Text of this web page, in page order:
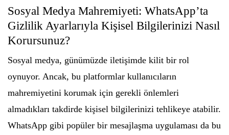
Sosyal Medya Mahremiyeti: WhatsApp’ta
Gizlilik Ayarlarıyla Kişisel Bilgilerinizi Nasıl
Korursunuz?
Sosyal medya, günümüzde iletişimde kilit bir rol
oynuyor. Ancak, bu platformlar kullanıcıların
mahremiyetini korumak için gerekli önlemleri
almadıkları takdirde kişisel bilgilerinizi tehlikeye atabilir.
WhatsApp gibi popüler bir mesajlaşma uygulaması da bu